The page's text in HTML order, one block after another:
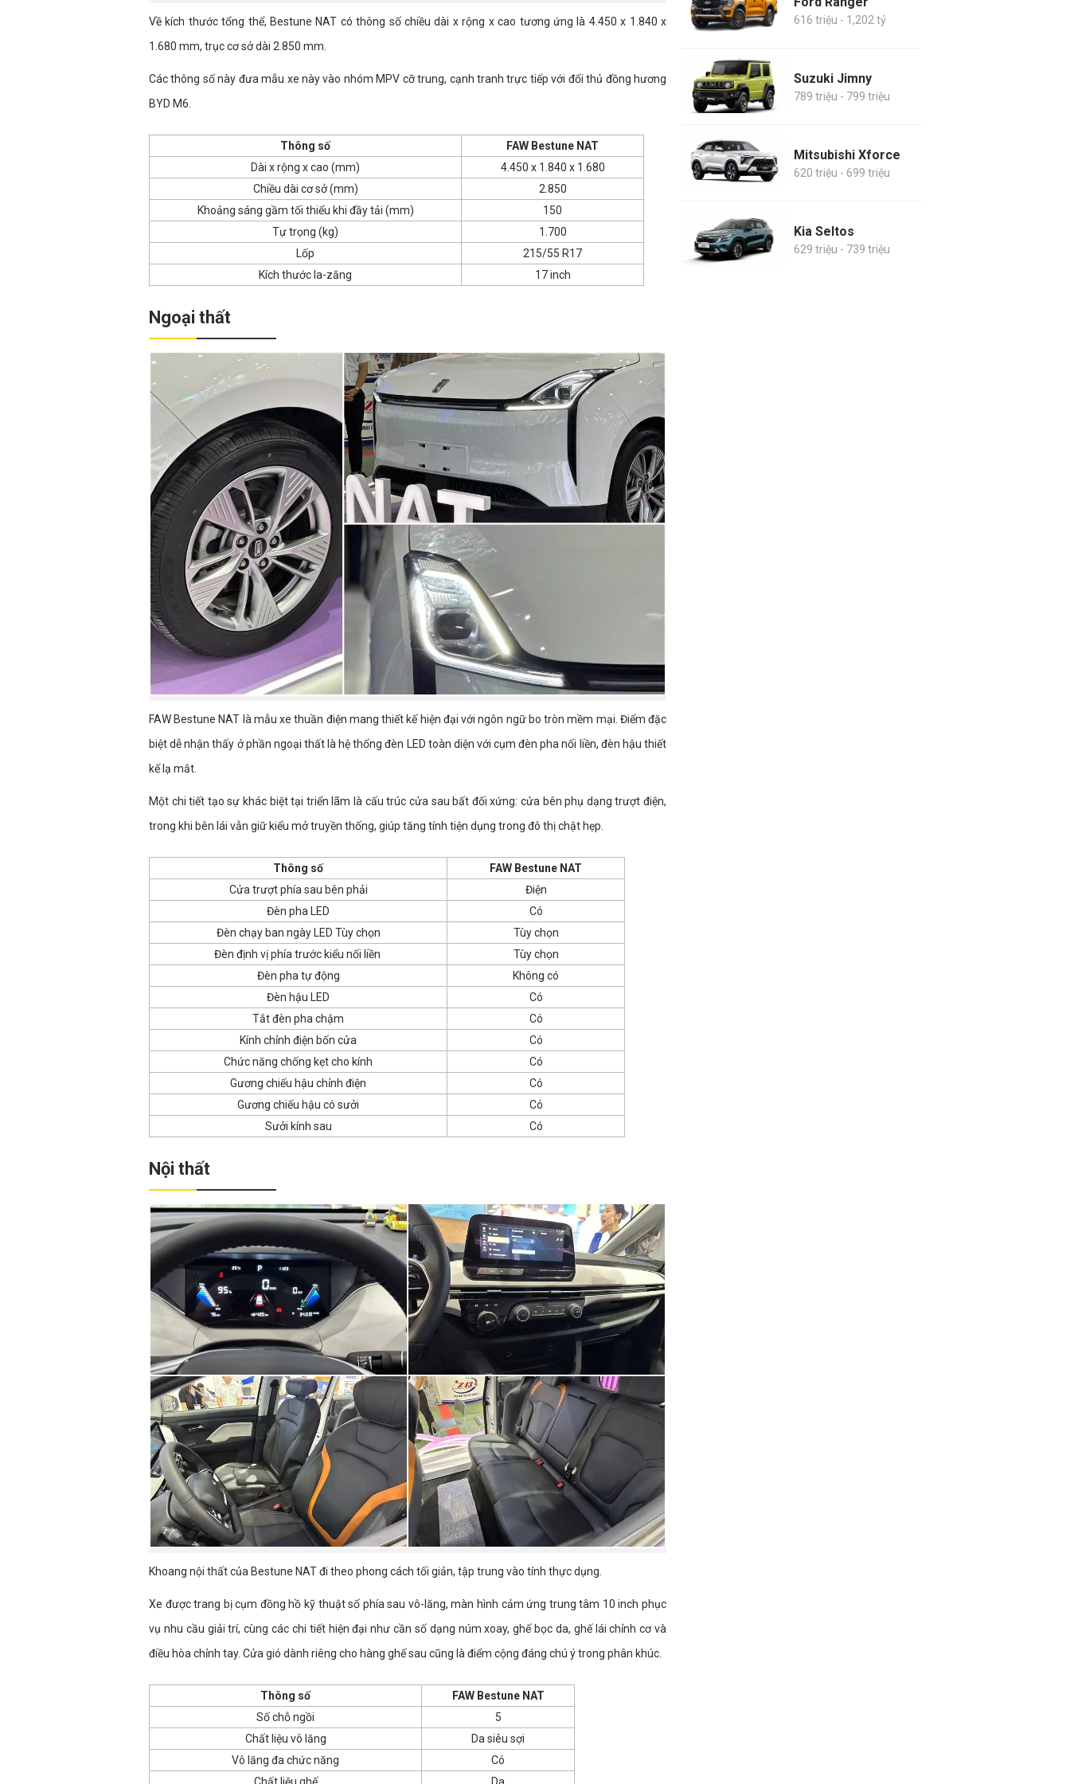
Về kích thước tổng thể, Bestune NAT có thông số chiều dài x rộng x cao tương ứng là 4.450 x 1.840 x
1.680 mm, trục cơ sở dài 2.850 mm.
Các thông số này đưa mẫu xe này vào nhóm MPV cỡ trung, cạnh tranh trực tiếp với đối thủ đồng hương
BYD M6.
Thông số
FAW Bestune NAT
Dài x rộng x cao (mm)
4.450 x 1.840 x 1.680
Chiều dài cơ sở (mm)
2.850
Khoảng sáng gầm tối thiểu khi đầy tải (mm)
150
Tự trọng (kg)
1.700
Lốp
215/55 R17
Kích thước la-zăng
17 inch
Ngoại thất
FAW Bestune NAT là mẫu xe thuần điện mang thiết kế hiện đại với ngôn ngữ bo tròn mềm mại. Điểm đặc
biệt dễ nhận thấy ở phần ngoại thất là hệ thống đèn LED toàn diện với cụm đèn pha nối liền, đèn hậu thiết
kế lạ mắt.
Một chi tiết tạo sự khác biệt tại triển lãm là cấu trúc cửa sau bất đối xứng: cửa bên phụ dạng trượt điện,
trong khi bên lái vẫn giữ kiểu mở truyền thống, giúp tăng tính tiện dụng trong đô thị chật hẹp.
Thông số
FAW Bestune NAT
Cửa trượt phía sau bên phải
Điện
Đèn pha LED
Có
Đèn chạy ban ngày LED Tùy chọn
Tùy chọn
Đèn định vị phía trước kiểu nối liền
Tùy chọn
Đèn pha tự động
Không có
Đèn hậu LED
Có
Tắt đèn pha chậm
Có
Kính chỉnh điện bốn cửa
Có
Chức năng chống kẹt cho kính
Có
Gương chiếu hậu chỉnh điện
Có
Gương chiếu hậu có sưởi
Có
Sưởi kính sau
Có
Nội thất
Khoang nội thất của Bestune NAT đi theo phong cách tối giản, tập trung vào tính thực dụng.
Xe được trang bị cụm đồng hồ kỹ thuật số phía sau vô-lăng, màn hình cảm ứng trung tâm 10 inch phục
vụ nhu cầu giải trí, cùng các chi tiết hiện đại như cần số dạng núm xoay, ghế bọc da, ghế lái chỉnh cơ và
điều hòa chỉnh tay. Cửa gió dành riêng cho hàng ghế sau cũng là điểm cộng đáng chú ý trong phân khúc.
Thông số
FAW Bestune NAT
Số chỗ ngồi
5
Chất liệu vô lăng
Da siêu sợi
Vô lăng đa chức năng
Có
Chất liệu ghế
Da
616 triệu - 1,202 tỷ
Suzuki Jimny
789 triệu - 799 triệu
Mitsubishi Xforce
620 triệu - 699 triệu
Kia Seltos
629 triệu - 739 triệu